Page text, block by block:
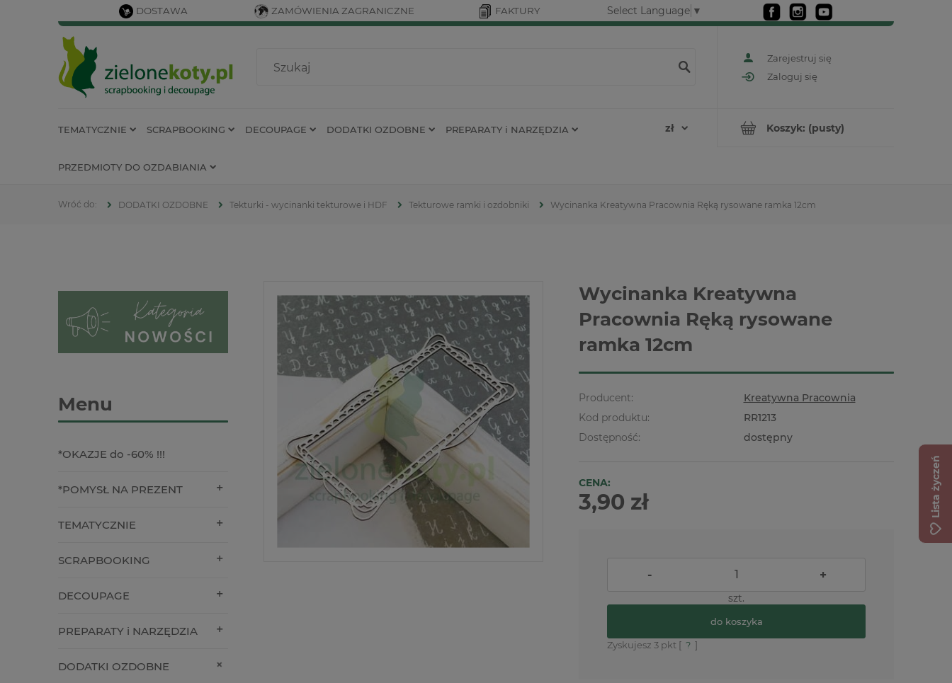
DOSTAWA ZAMÓWIENIA ZAGRANICZNE FAKTURY Select Language ▼
Zarejestruj się
Zaloguj się
Koszyk: (pusty)
TEMATYCZNIE SCRAPBOOKING DECOUPAGE DODATKI OZDOBNE PREPARATY i NARZĘDZIA
PRZEDMIOTY DO OZDABIANIA
DODATKI OZDOBNE Tekturki - wycinanki tekturowe i HDF Tekturowe ramki i ozdobniki Wycinanka Kreatywna Pracownia Ręką rysowane ramka 12cm
Menu
*OKAZJE do -60% !!!
*POMYSŁ NA PREZENT
TEMATYCZNIE
SCRAPBOOKING
DECOUPAGE
PREPARATY i NARZĘDZIA
DODATKI OZDOBNE
Wycinanka Kreatywna
Pracownia Ręką rysowane
ramka 12cm
Producent:
Kreatywna Pracownia
Kod produktu:
RR1213
Dostępność:
dostępny
CENA:
3,90 zł
- +
szt.
do koszyka
Zyskujesz 3 pkt [ ? ]
Lista życzeń